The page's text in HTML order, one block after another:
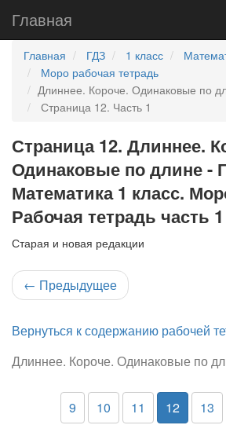
Главная
Главная ГДЗ 1 класс
Моро рабочая тетрадь
Длиннее. Короче. Одинаковые по
Страница 12. Часть 1
Страница 12. Длиннее.
Одинаковые по длине -
Математика 1 класс.
Рабочая тетрадь часть 1
Старая и новая редакции
← Предыдущее
Вернуться к содержанию рабочей
Длиннее. Короче. Одинаковые по
9 10 11 12 13